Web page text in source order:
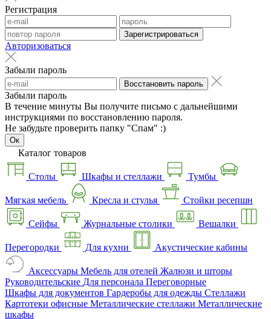
Регистрация
Зарегистрироваться
Авторизоваться
Забыли пароль
Восстановить пароль
Забыли пароль
В течение минуты Вы получите письмо с дальнейшими
инструкциями по восстановлению пароля.
Не забудьте проверить папку "Спам" :)
Ок
Каталог товаров
Столы Шкафы и стеллажи Тумбы
Мягкая мебель Кресла и стулья Стойки ресепшн
Сейфы Журнальные столики Вешалки
Перегородки Для кухни Акустические кабины
Аксессуары Мебель для отелей Жалюзи и шторы
Руководительские Для персонала Переговорные
Шкафы для документов Гардеробы для одежды Стеллажи
Картотеки офисные Металлические стеллажи Металлические
шкафы